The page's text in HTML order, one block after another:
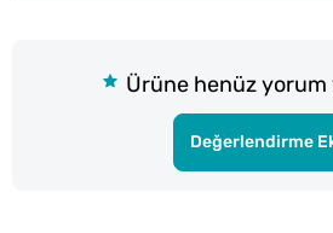
Ürüne henüz yorum
Değerlendirme